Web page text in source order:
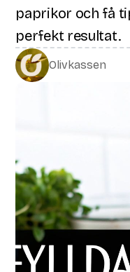
paprikor och få
perfekt resultat.
Olivkassen